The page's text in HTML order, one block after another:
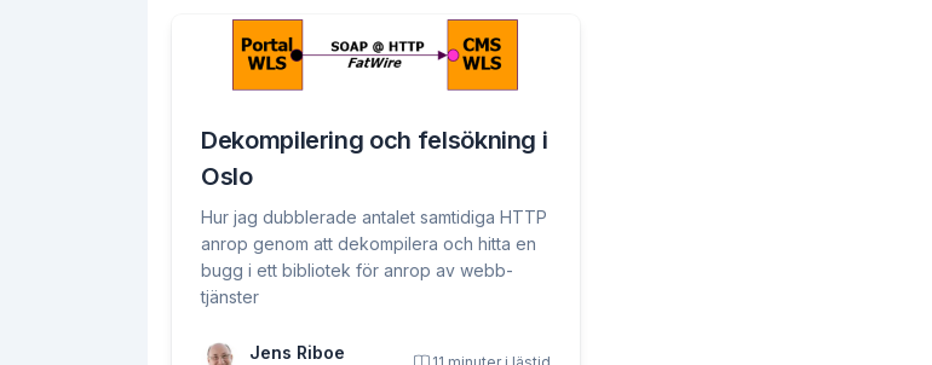
Dekompilering och felsökning i
Oslo
Hur jag dubblerade antalet samtidiga HTTP
anrop genom att dekompilera och hitta en
bugg i ett bibliotek för anrop av webb-
tjänster
Jens Riboe